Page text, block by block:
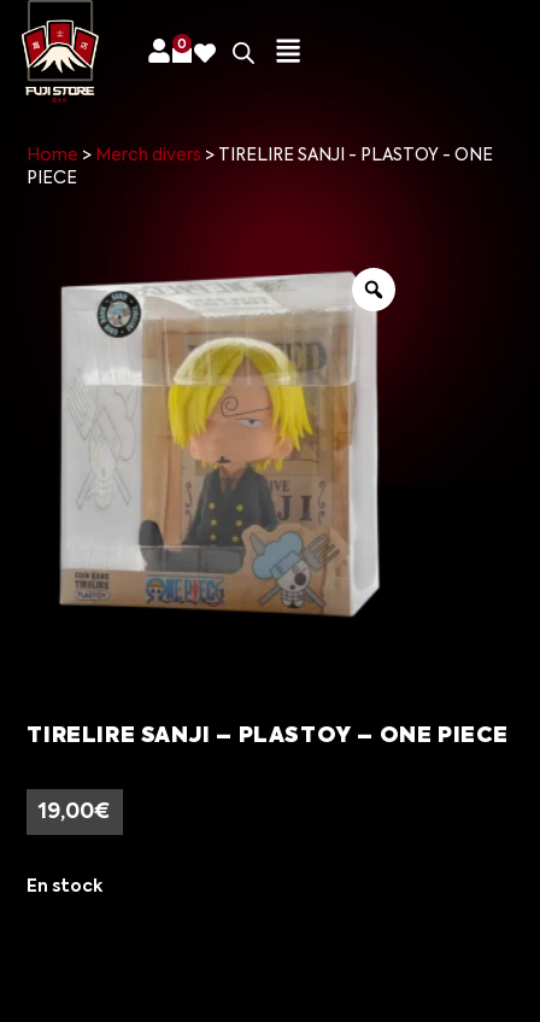
0
Home > Merch divers >
TIRELIRE SANJI - PLASTOY - ONE
PIECE
TIRELIRE SANJI – PLASTOY – ONE PIECE
19,00€
En stock